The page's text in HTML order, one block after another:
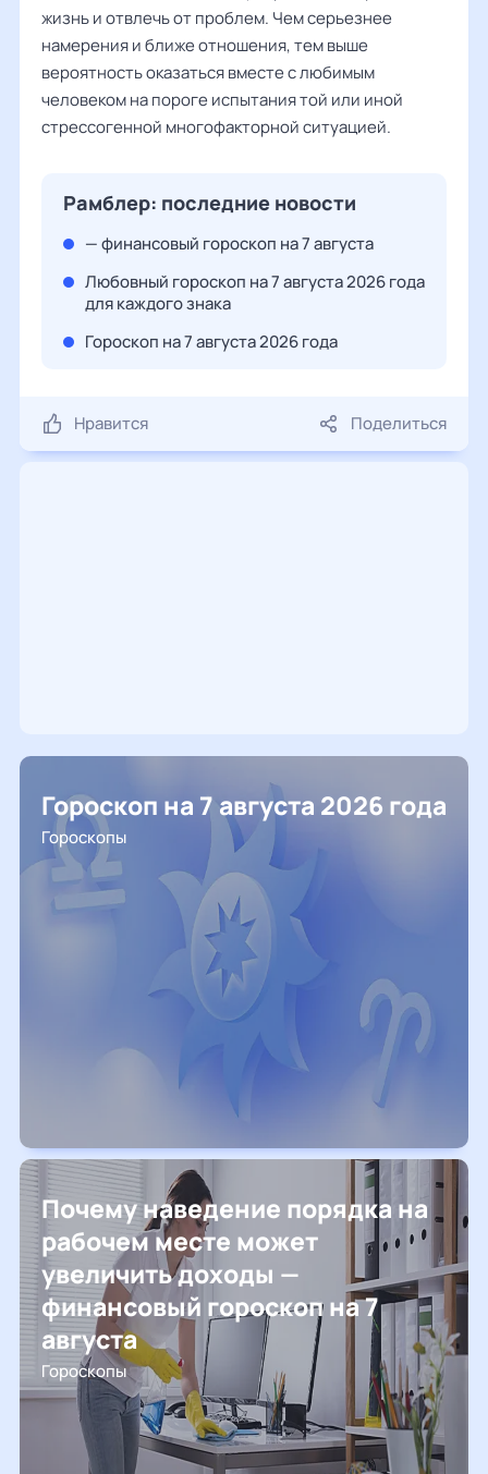
жизнь и отвлечь от проблем. Чем серьезнее
намерения и ближе отношения, тем выше
вероятность оказаться вместе с любимым
человеком на пороге испытания той или иной
стрессогенной многофакторной ситуацией.
Рамблер: последние новости
— финансовый гороскоп на 7 августа
Любовный гороскоп на 7 августа 2026 года
для каждого знака
Гороскоп на 7 августа 2026 года
Нравится Поделиться
Гороскоп на 7 августа 2026 года
Гороскопы
Почему наведение порядка на
рабочем месте может
увеличить доходы —
финансовый гороскоп на 7
августа
Гороскопы